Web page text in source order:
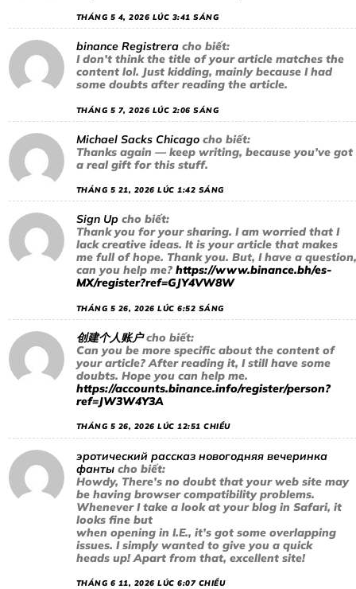
THÁNG 5 4, 2026 LÚC 3:41 SÁNG
binance Registrera cho biết:
I don’t think the title of your article matches the
content lol. Just kidding, mainly because I had
some doubts after reading the article.
THÁNG 5 7, 2026 LÚC 2:06 SÁNG
Michael Sacks Chicago cho biết:
Thanks again — keep writing, because you’ve got
a real gift for this stuff.
THÁNG 5 21, 2026 LÚC 1:42 SÁNG
Sign Up cho biết:
Thank you for your sharing. I am worried that I
lack creative ideas. It is your article that makes
me full of hope. Thank you. But, I have a question,
can you help me? https://www.binance.bh/es-
MX/register?ref=GJY4VW8W
THÁNG 5 26, 2026 LÚC 6:52 SÁNG
创建个人账户 cho biết:
Can you be more specific about the content of
your article? After reading it, I still have some
doubts. Hope you can help me.
https://accounts.binance.info/register/person?
ref=JW3W4Y3A
THÁNG 5 26, 2026 LÚC 12:51 CHIỀU
эротический рассказ новогодняя вечеринка
фанты cho biết:
Howdy, There’s no doubt that your web site may
be having browser compatibility problems.
Whenever I take a look at your blog in Safari, it
looks fine but
when opening in I.E., it’s got some overlapping
issues. I simply wanted to give you a quick
heads up! Apart from that, excellent site!
THÁNG 6 11, 2026 LÚC 6:07 CHIỀU